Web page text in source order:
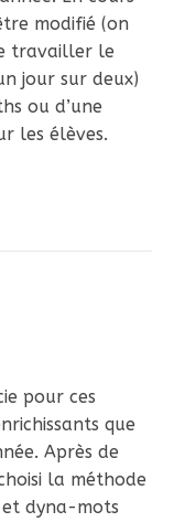
modifié (on
travailler le
jour sur deux)
ou d’une
les élèves.
pour ces
que
Après de
la méthode
et dyna-mots